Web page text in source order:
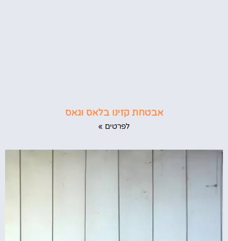
אבטחת קזינו בלאס וגאס
לפרטים »